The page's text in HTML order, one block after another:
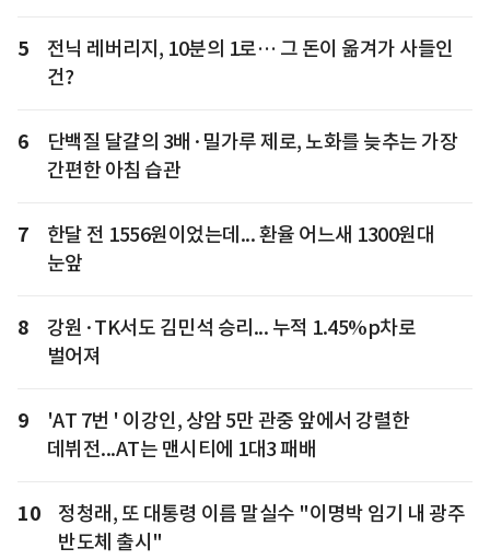
5
전닉 레버리지, 10분의 1로… 그 돈이 옮겨가 사들인
건?
6
단백질 달걀의 3배·밀가루 제로, 노화를 늦추는 가장
간편한 아침 습관
7
한달 전 1556원이었는데... 환율 어느새 1300원대
눈앞
8
강원·TK서도 김민석 승리... 누적 1.45%p차로
벌어져
9
'AT 7번 ' 이강인, 상암 5만 관중 앞에서 강렬한
데뷔전...AT는 맨시티에 1대3 패배
10
정청래, 또 대통령 이름 말실수 "이명박 임기 내 광주
반도체 출시"